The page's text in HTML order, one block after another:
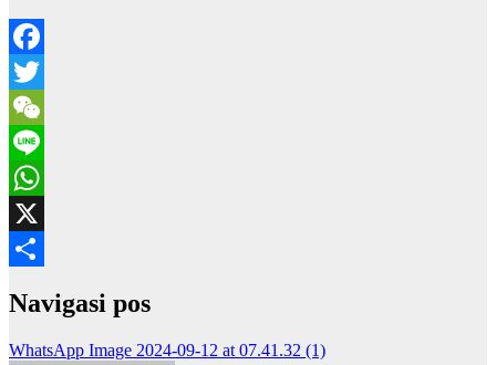
Facebook
Twitter
WeChat
Line
WhatsApp
X
Navigasi pos
WhatsApp Image 2024-09-12 at 07.41.32 (1)